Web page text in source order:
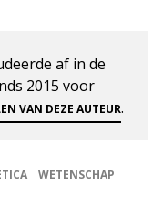
af in de
2015 voor
VAN DEZE AUTEUR.
WETENSCHAP